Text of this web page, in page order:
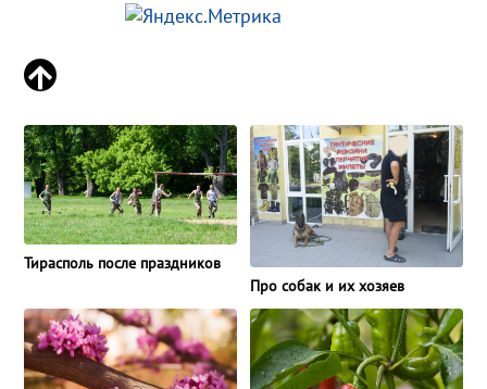
Тирасполь после праздников
Про собак и их хозяев